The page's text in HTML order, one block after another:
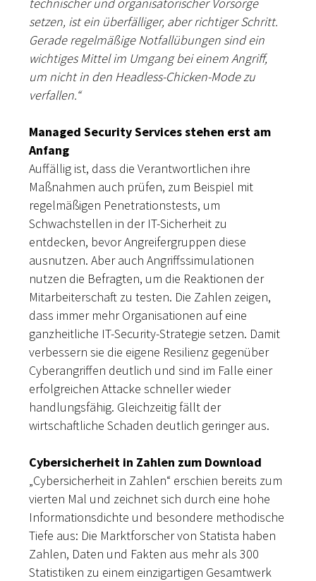
setzen, ist ein überfälliger, aber richtiger Schritt.
Gerade regelmäßige Notfallübungen sind ein
wichtiges Mittel im Umgang bei einem Angriff,
um nicht in den Headless-Chicken-Mode zu
verfallen.“
Managed Security Services stehen erst am
Anfang
Auffällig ist, dass die Verantwortlichen ihre
Maßnahmen auch prüfen, zum Beispiel mit
regelmäßigen Penetrationstests, um
Schwachstellen in der IT-Sicherheit zu
entdecken, bevor Angreifergruppen diese
ausnutzen. Aber auch Angriffssimulationen
nutzen die Befragten, um die Reaktionen der
Mitarbeiterschaft zu testen. Die Zahlen zeigen,
dass immer mehr Organisationen auf eine
ganzheitliche IT-Security-Strategie setzen. Damit
verbessern sie die eigene Resilienz gegenüber
Cyberangriffen deutlich und sind im Falle einer
erfolgreichen Attacke schneller wieder
handlungsfähig. Gleichzeitig fällt der
wirtschaftliche Schaden deutlich geringer aus.
Cybersicherheit in Zahlen zum Download
„Cybersicherheit in Zahlen“ erschien bereits zum
vierten Mal und zeichnet sich durch eine hohe
Informationsdichte und besondere methodische
Tiefe aus: Die Marktforscher von Statista haben
Zahlen, Daten und Fakten aus mehr als 300
Statistiken zu einem einzigartigen Gesamtwerk